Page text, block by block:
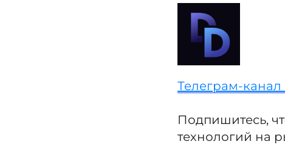
Телеграм-
Подпишитесь,
технологий на